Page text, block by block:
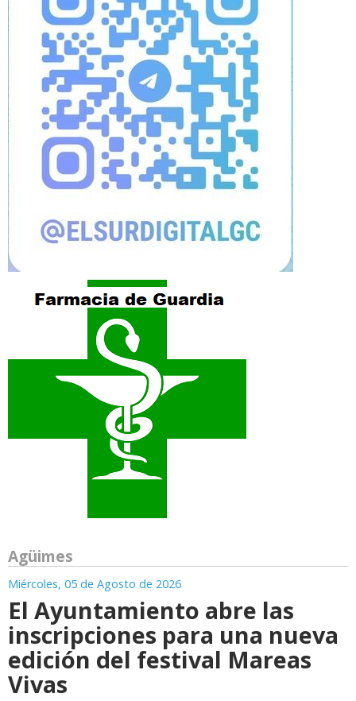
Agüimes
Miércoles, 05 de Agosto de 2026
El Ayuntamiento abre las
inscripciones para una nueva
edición del festival Mareas
Vivas